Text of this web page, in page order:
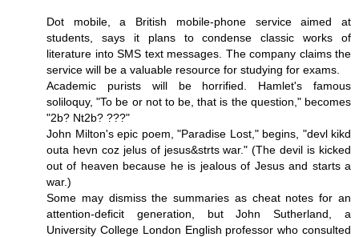
Dot mobile, a British mobile-phone service aimed at
students, says it plans to condense classic works of
literature into SMS text messages. The company claims the
service will be a valuable resource for studying for exams.
Academic purists will be horrified. Hamlet's famous
soliloquy, "To be or not to be, that is the question," becomes
"2b? Nt2b? ???"
John Milton's epic poem, "Paradise Lost," begins, "devl kikd
outa hevn coz jelus of jesus&strts war." (The devil is kicked
out of heaven because he is jealous of Jesus and starts a
war.)
Some may dismiss the summaries as cheat notes for an
attention-deficit generation, but John Sutherland, a
University College London English professor who consulted